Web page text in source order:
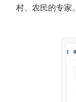
村、农民的专家